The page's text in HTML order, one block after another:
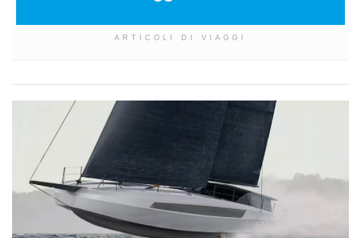
ARTICOLI DI VIAGGI